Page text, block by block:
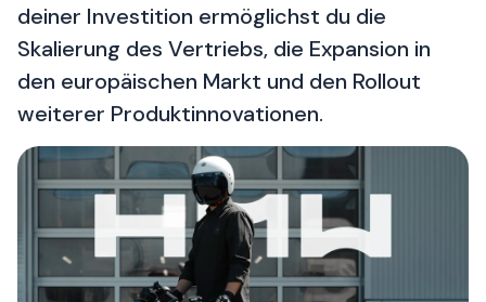
Kontakt
|DE|EN
deiner Investition ermöglichst du die
Skalierung des Vertriebs, die Expansion in
den europäischen Markt und den Rollout
weiterer Produktinnovationen.